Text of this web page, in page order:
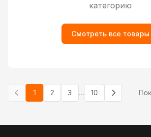
категорию
Смотреть все товары
1 2 3 ... 10